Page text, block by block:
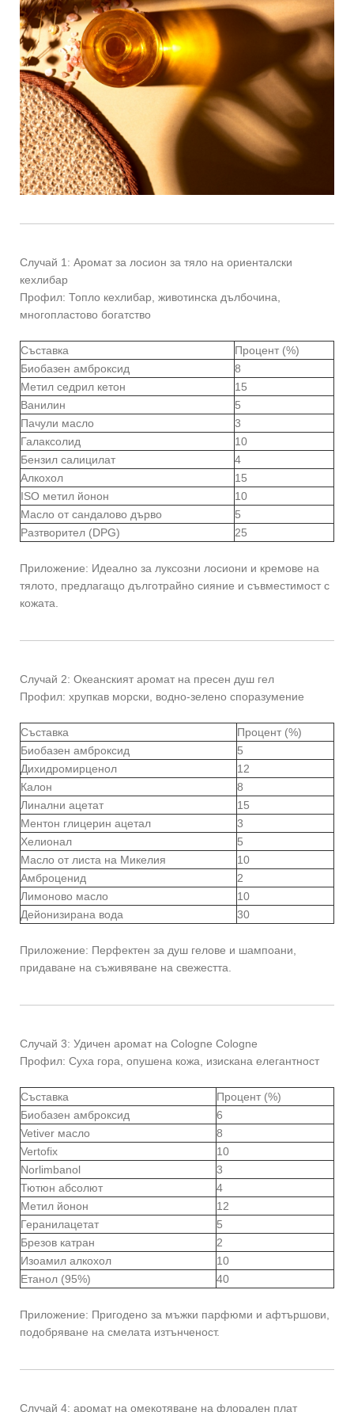
Случай 1: Аромат за лосион за тяло на ориенталски
кехлибар
Профил: Топло кехлибар, животинска дълбочина,
многопластово богатство
Съставка
Процент (%)
Биобазен амброксид
8
Метил седрил кетон
15
Ванилин
5
Пачули масло
3
Галаксолид
10
Бензил салицилат
4
Алкохол
15
ISO метил йонон
10
Масло от сандалово дърво
5
Разтворител (DPG)
25
Приложение: Идеално за луксозни лосиони и кремове на
тялото, предлагащо дълготрайно сияние и съвместимост с
кожата.
Случай 2: Океанският аромат на пресен душ гел
Профил: хрупкав морски, водно-зелено споразумение
Съставка
Процент (%)
Биобазен амброксид
5
Дихидромирценол
12
Калон
8
Линални ацетат
15
Ментон глицерин ацетал
3
Хелионал
5
Масло от листа на Микелия
10
Амброценид
2
Лимоново масло
10
Дейонизирана вода
30
Приложение: Перфектен за душ гелове и шампоани,
придаване на съживяване на свежестта.
Случай 3: Удичен аромат на Cologne Cologne
Профил: Суха гора, опушена кожа, изискана елегантност
Съставка
Процент (%)
Биобазен амброксид
6
Vetiver масло
8
Vertofix
10
Norlimbanol
3
Тютюн абсолют
4
Метил йонон
12
Геранилацетат
5
Брезов катран
2
Изоамил алкохол
10
Етанол (95%)
40
Приложение: Пригодено за мъжки парфюми и афтършови,
подобряване на смелата изтънченост.
Случай 4: аромат на омекотяване на флорален плат